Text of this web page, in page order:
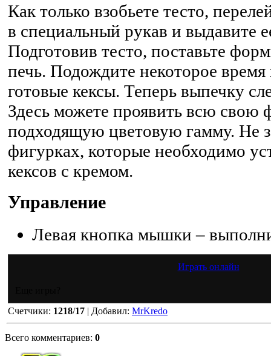
Как только взобьете тесто,
в специальный рукав и выдавите
Подготовив тесто, поставьте
печь. Подождите некоторое время
готовые кексы. Теперь выпечку
Здесь можете проявить всю свою
подходящую цветовую гамму. Не
фигурках, которые необходимо
кексов с кремом.
Управление
Левая кнопка мышки –
Играть онлайн
Счетчики: 1218/17 | Добавил: MrKredo
Всего комментариев: 0